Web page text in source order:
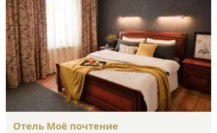
Отель Моё почтение